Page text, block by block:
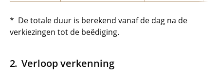
* De totale duur is berekend vanaf de dag na de
verkiezingen tot de beëdiging.
Verloop verkenning